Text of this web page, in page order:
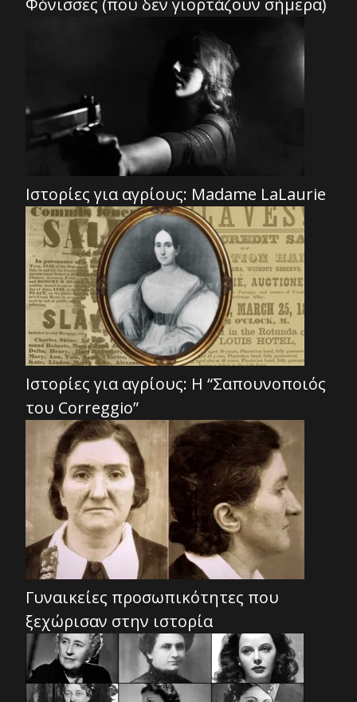
Ιστορίες για αγρίους: Madame LaLaurie
Ιστορίες για αγρίους: Η “Σαπουνοποιός
του Correggio”
Γυναικείες προσωπικότητες που
ξεχώρισαν στην ιστορία